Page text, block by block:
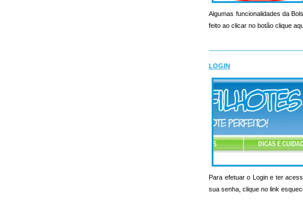
Algumas funcionalidades da
feito ao clicar no botão clique
LOGIN
Para efetuar o Login e ter
sua senha, clique no link